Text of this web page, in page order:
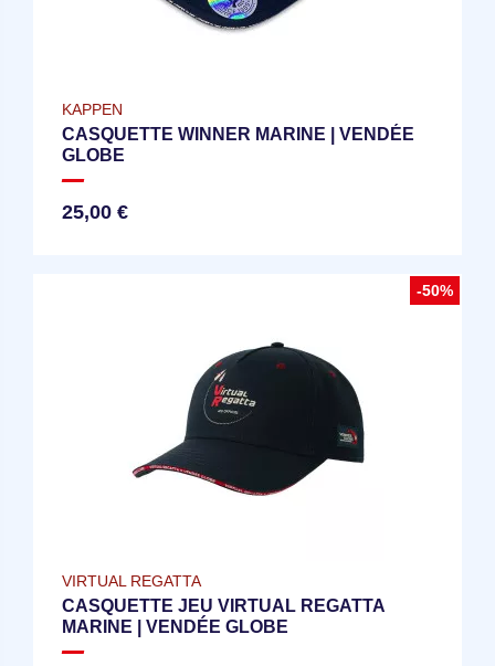
KAPPEN
CASQUETTE WINNER MARINE | VENDÉE
GLOBE
25,00 €
-50%
VIRTUAL REGATTA
CASQUETTE JEU VIRTUAL REGATTA
MARINE | VENDÉE GLOBE